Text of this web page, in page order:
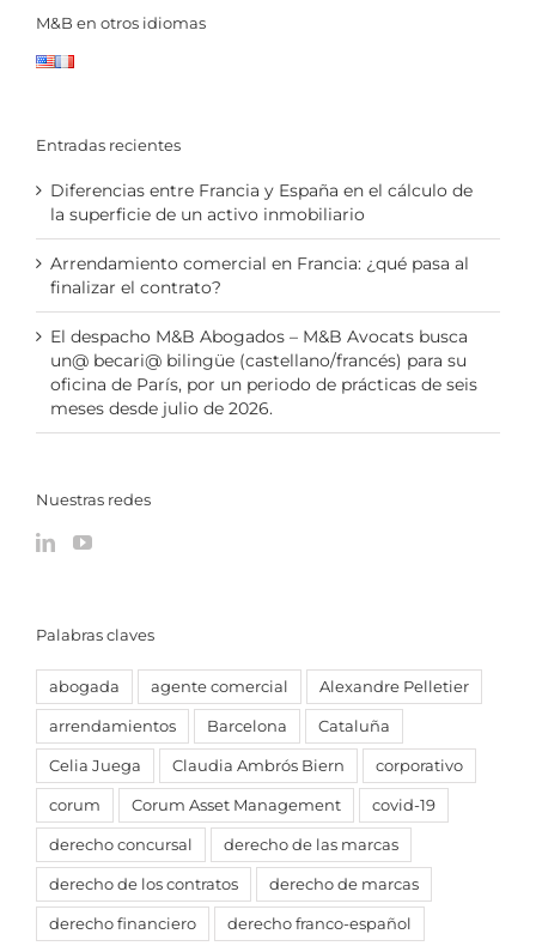
M&B en otros idiomas
Entradas recientes
Diferencias entre Francia y España en el cálculo de
la superficie de un activo inmobiliario
Arrendamiento comercial en Francia: ¿qué pasa al
finalizar el contrato?
El despacho M&B Abogados – M&B Avocats busca
un@ becari@ bilingüe (castellano/francés) para su
oficina de París, por un periodo de prácticas de seis
meses desde julio de 2026.
Nuestras redes
Palabras claves
abogada agente comercial Alexandre Pelletier
arrendamientos Barcelona Cataluña
Celia Juega Claudia Ambrós Biern corporativo
corum Corum Asset Management covid-19
derecho concursal derecho de las marcas
derecho de los contratos derecho de marcas
derecho financiero derecho franco-español